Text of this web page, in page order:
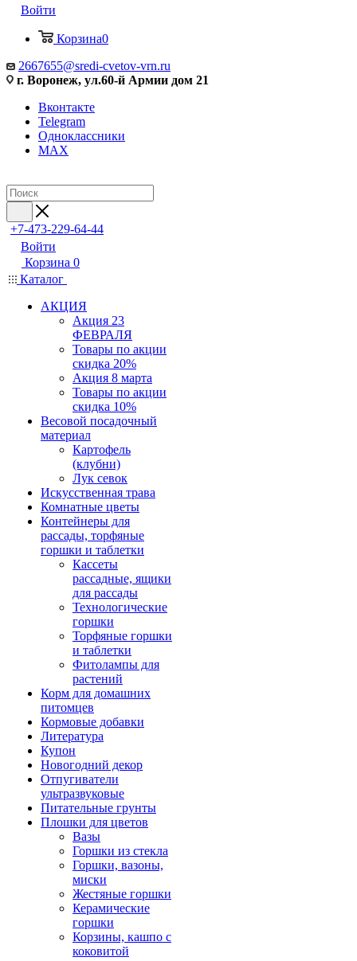
Войти
Корзина0
2667655@sredi-cvetov-vrn.ru
г. Воронеж, ул.60-й Армии дом 21
Вконтакте
Telegram
Одноклассники
MAX
+7-473-229-64-44
Войти
Корзина 0
Каталог
АКЦИЯ
Акция 23
ФЕВРАЛЯ
Товары по акции
скидка 20%
Акция 8 марта
Товары по акции
скидка 10%
Весовой посадочный
материал
Картофель
(клубни)
Лук севок
Искусственная трава
Комнатные цветы
Контейнеры для
рассады, торфяные
горшки и таблетки
Кассеты
рассадные, ящики
для рассады
Технологические
горшки
Торфяные горшки
и таблетки
Фитолампы для
растений
Корм для домашних
питомцев
Кормовые добавки
Литература
Купон
Новогодний декор
Отпугиватели
ультразвуковые
Питательные грунты
Плошки для цветов
Вазы
Горшки из стекла
Горшки, вазоны,
миски
Жестяные горшки
Керамические
горшки
Корзины, кашпо с
коковитой